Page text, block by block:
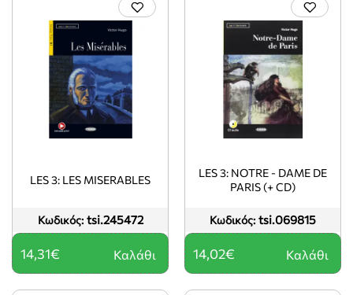
Κωδικός: tsi.245472
LES 3: LES MISERABLES
14,31€ Καλάθι
Κωδικός: tsi.069815
LES 3: NOTRE - DAME DE
PARIS (+ CD)
14,02€ Καλάθι